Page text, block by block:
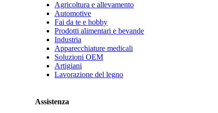
Agricoltura e allevamento
Automotive
Fai da te e hobby
Prodotti alimentari e bevande
Industria
Apparecchiature medicali
Soluzioni OEM
Artigiani
Lavorazione del legno
Assistenza